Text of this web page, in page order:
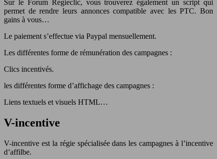
Sur le Forum Regieclic, vous trouverez également un script qui
permet de rendre leurs annonces compatible avec les PTC. Bon
gains à vous…
Le paiement s’effectue via Paypal mensuellement.
Les différentes forme de rémunération des campagnes :
Clics incentivés.
les différentes forme d’affichage des campagnes :
Liens textuels et visuels HTML…
V-incentive
V-incentive est la régie spécialisée dans les campagnes à l’incentive
d’affilbe.